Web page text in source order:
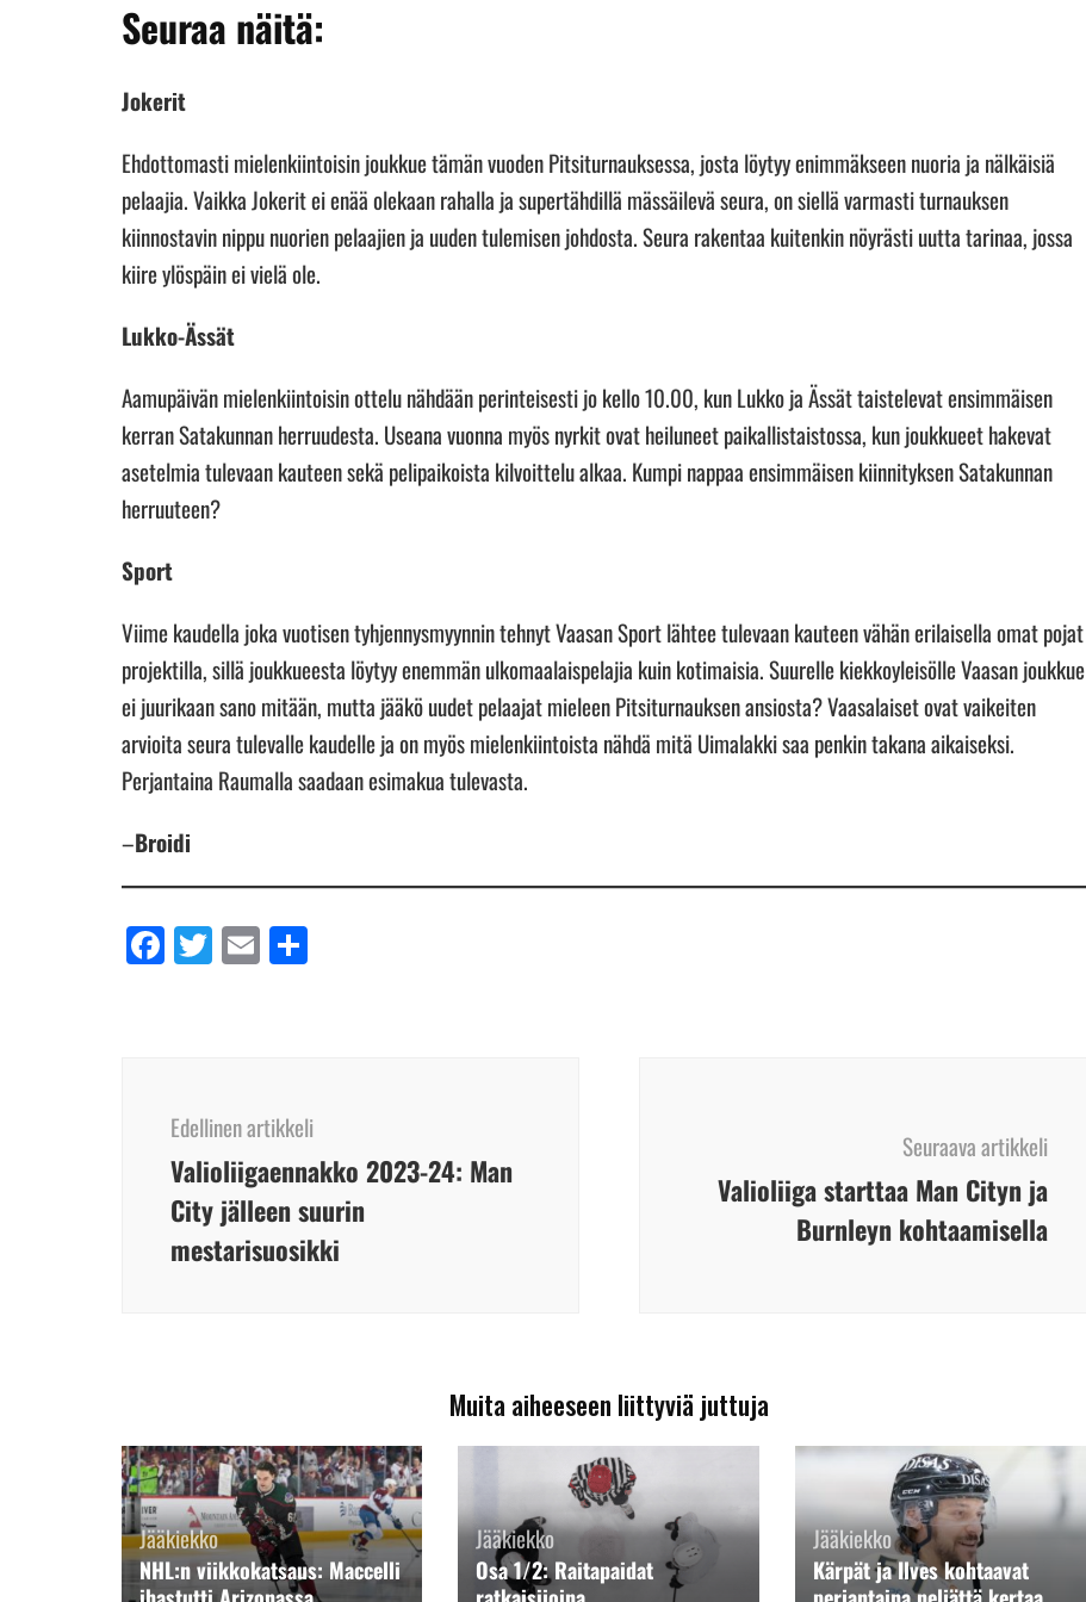
Seuraa näitä:
Jokerit
Ehdottomasti mielenkiintoisin joukkue tämän vuoden Pitsiturnauksessa, josta löytyy enimmäkseen nuoria ja nälkäisiä
pelaajia. Vaikka Jokerit ei enää olekaan rahalla ja supertähdillä mässäilevä seura, on siellä varmasti turnauksen
kiinnostavin nippu nuorien pelaajien ja uuden tulemisen johdosta. Seura rakentaa kuitenkin nöyrästi uutta tarinaa, jossa
kiire ylöspäin ei vielä ole.
Lukko-Ässät
Aamupäivän mielenkiintoisin ottelu nähdään perinteisesti jo kello 10.00, kun Lukko ja Ässät taistelevat ensimmäisen
kerran Satakunnan herruudesta. Useana vuonna myös nyrkit ovat heiluneet paikallistaistossa, kun joukkueet hakevat
asetelmia tulevaan kauteen sekä pelipaikoista kilvoittelu alkaa. Kumpi nappaa ensimmäisen kiinnityksen Satakunnan
herruuteen?
Sport
Viime kaudella joka vuotisen tyhjennysmyynnin tehnyt Vaasan Sport lähtee tulevaan kauteen vähän erilaisella omat pojat
projektilla, sillä joukkueesta löytyy enemmän ulkomaalaispelajia kuin kotimaisia. Suurelle kiekkoyleisölle Vaasan joukkue
ei juurikaan sano mitään, mutta jääkö uudet pelaajat mieleen Pitsiturnauksen ansiosta? Vaasalaiset ovat vaikeiten
arvioita seura tulevalle kaudelle ja on myös mielenkiintoista nähdä mitä Uimalakki saa penkin takana aikaiseksi.
Perjantaina Raumalla saadaan esimakua tulevasta.
–Broidi
Facebook
Twitter
Email
selaus
Edellinen artikkeli
Valioliigaennakko 2023-24: Man
City jälleen suurin
mestarisuosikki
Seuraava artikkeli
Valioliiga starttaa Man Cityn ja
Burnleyn kohtaamisella
Muita aiheeseen liittyviä juttuja
Jääkiekko
NHL:n viikkokatsaus: Maccelli
Jääkiekko
Osa 1/2: Raitapaidat
Jääkiekko
Kärpät ja Ilves kohtaavat